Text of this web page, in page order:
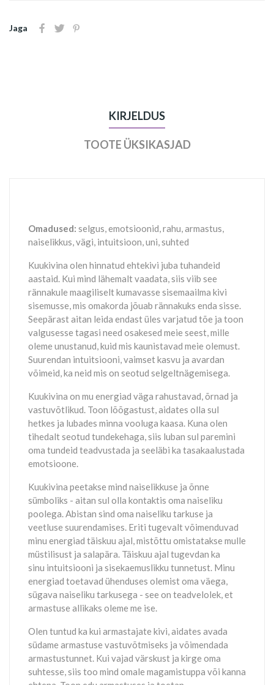
Jaga
KIRJELDUS
TOOTE ÜKSIKASJAD
Omadused: selgus, emotsioonid, rahu, armastus,
naiselikkus, vägi, intuitsioon, uni, suhted
Kuukivina olen hinnatud ehtekivi juba tuhandeid
aastaid. Kui mind lähemalt vaadata, siis viib see
rännakule maagiliselt kumavasse sisemaailma kivi
sisemusse, mis omakorda jõuab rännakuks enda sisse.
Seepärast aitan leida endast üles varjatud tõe ja toon
valgusesse tagasi need osakesed meie seest, mille
oleme unustanud, kuid mis kaunistavad meie olemust.
Suurendan intuitsiooni, vaimset kasvu ja avardan
võimeid, ka neid mis on seotud selgeltnägemisega.
Kuukivina on mu energiad väga rahustavad, õrnad ja
vastuvõtlikud. Toon lõõgastust, aidates olla sul
hetkes ja lubades minna vooluga kaasa. Kuna olen
tihedalt seotud tundekehaga, siis luban sul paremini
oma tundeid teadvustada ja seeläbi ka tasakaalustada
emotsioone.
Kuukivina peetakse mind naiselikkuse ja õnne
sümboliks - aitan sul olla kontaktis oma naiseliku
poolega. Abistan sind oma naiseliku tarkuse ja
veetluse suurendamises. Eriti tugevalt võimenduvad
minu energiad täiskuu ajal, mistõttu omistatakse mulle
müstilisust ja salapära. Täiskuu ajal tugevdan ka
sinu intuitsiooni ja sisekaemuslikku tunnetust. Minu
energiad toetavad ühenduses olemist oma väega,
sügava naiseliku tarkusega - see on teadvelolek, et
armastuse allikaks oleme me ise.
Olen tuntud ka kui armastajate kivi, aidates avada
südame armastuse vastuvõtmiseks ja võimendada
armastustunnet. Kui vajad värskust ja kirge oma
suhtesse, siis too mind omale magamistuppa või kanna